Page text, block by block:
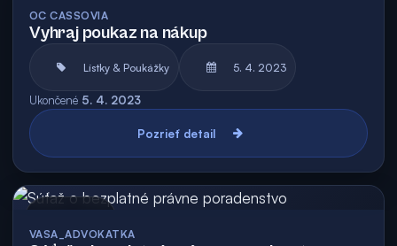
OC CASSOVIA
Vyhraj poukaz na nákup
Lístky & Poukážky 5. 4. 2023
Ukončené 5. 4. 2023
Pozrieť detail
VASA_ADVOKATKA